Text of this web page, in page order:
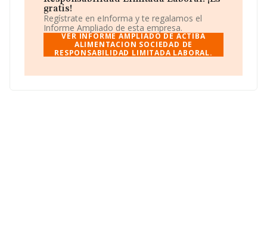
al por menor en establecimientos no especializados,
con predominio en productos alimenticios, bebidas y
tabaco', cuyo Código es 4711. La sociedad no tiene
actividad en mercados exteriores.
La dirección de correo esactiba.sl@gmail.com.
La compañíaActiba Alimentacion Sociedad de
gratis!
Regístrate en eInforma y te regalamos el
Informe Ampliado de esta empresa.
VER INFORME AMPLIADO DE ACTIBA
ALIMENTACION SOCIEDAD DE
RESPONSABILIDAD LIMITADA LABORAL.